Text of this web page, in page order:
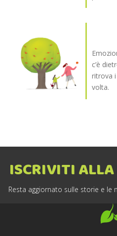
c’è
ritrova
volta.
ISCRIVITI
Resta aggiornato sulle storie e le